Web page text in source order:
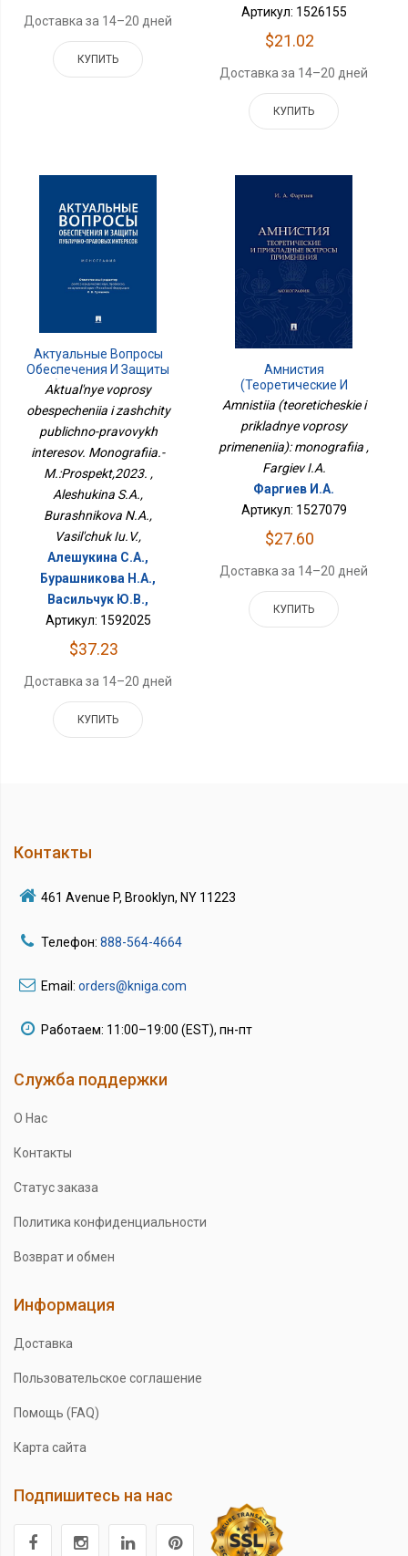
Доставка за 14–20 дней
КУПИТЬ
Артикул: 1526155
$21.02
Доставка за 14–20 дней
КУПИТЬ
Актуальные Вопросы
Обеспечения И Защиты
Публично-Правовых
Интересов.
Монография.-
М.:Проспект,2023.
Aktual'nye voprosy
obespecheniia i zashchity
publichno-pravovykh
interesov. Monografiia.-
M.:Prospekt,2023. ,
Aleshukina S.A.,
Burashnikova N.A.,
Vasil'chuk Iu.V.,
Алешукина С.А.,
Бурашникова Н.А.,
Васильчук Ю.В.,
Артикул: 1592025
$37.23
Доставка за 14–20 дней
КУПИТЬ
Амнистия
(теоретические И
Прикладные Вопросы
Применения):
Монография
Amnistiia (teoreticheskie i
prikladnye voprosy
primeneniia): monografiia ,
Fargiev I.A.
Фаргиев И.А.
Артикул: 1527079
$27.60
Доставка за 14–20 дней
КУПИТЬ
Контакты
461 Avenue P, Brooklyn, NY 11223
Телефон: 888-564-4664
Email: orders@kniga.com
Работаем: 11:00–19:00 (EST), пн-пт
Служба поддержки
О Нас
Контакты
Статус заказа
Политика конфиденциальности
Возврат и обмен
Информация
Доставка
Пользовательское соглашение
Помощь (FAQ)
Карта сайта
Подпишитесь на нас